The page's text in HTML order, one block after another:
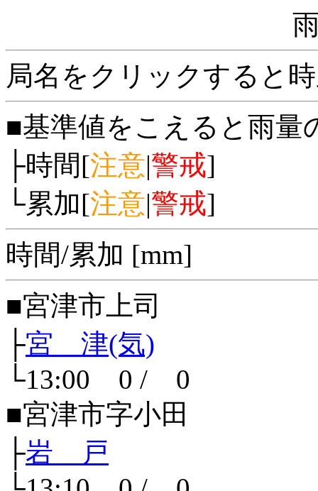
局名をクリックすると
■基準値をこえると雨量
├時間[注意|警戒]
└累加[注意|警戒]
時間/累加 [mm]
■宮津市上司
├宮 津(気)
└13:00 0 / 0
■宮津市字小田
├岩 戸